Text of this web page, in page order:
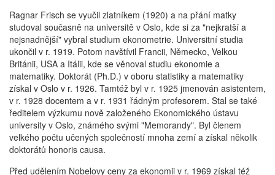
Ragnar Frisch se vyučil zlatníkem (1920) a na přání matky
studoval současně na universitě v Oslo, kde si za "nejkratší a
nejsnadnější" vybral studium ekonometrie. Universitní studia
ukončil v r. 1919. Potom navštívil Francii, Německo, Velkou
Británii, USA a Itálii, kde se věnoval studiu ekonomie a
matematiky. Doktorát (Ph.D.) v oboru statistiky a matematiky
získal v Oslo v r. 1926. Tamtéž byl v r. 1925 jmenován asistentem,
v r. 1928 docentem a v r. 1931 řádným profesorem. Stal se také
ředitelem výzkumu nově založeného Ekonomického ústavu
university v Oslo, známého svými "Memorandy". Byl členem
velkého počtu učených společností mnoha zemí a získal několik
doktorátů honoris causa.
Před udělením Nobelovy ceny za ekonomii v r. 1969 získal též